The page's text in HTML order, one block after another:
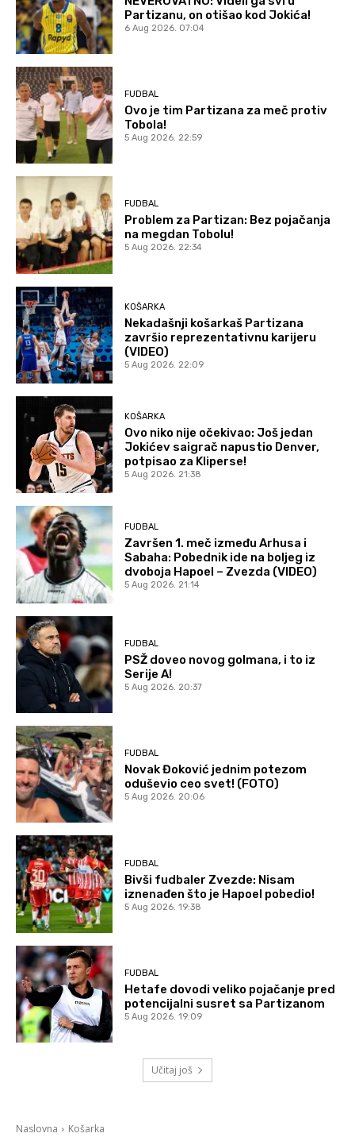
Partizanu, on otišao kod Jokića!
6 Aug 2026. 07:04
FUDBAL
Ovo je tim Partizana za meč protiv
Tobola!
5 Aug 2026. 22:59
FUDBAL
Problem za Partizan: Bez pojačanja
na megdan Tobolu!
5 Aug 2026. 22:34
KOŠARKA
Nekadašnji košarkaš Partizana
završio reprezentativnu karijeru
(VIDEO)
5 Aug 2026. 22:09
KOŠARKA
Ovo niko nije očekivao: Još jedan
Jokićev saigrač napustio Denver,
potpisao za Kliperse!
5 Aug 2026. 21:38
FUDBAL
Završen 1. meč između Arhusa i
Sabaha: Pobednik ide na boljeg iz
dvoboja Hapoel – Zvezda (VIDEO)
5 Aug 2026. 21:14
FUDBAL
PSŽ doveo novog golmana, i to iz
Serije A!
5 Aug 2026. 20:37
FUDBAL
Novak Đoković jednim potezom
oduševio ceo svet! (FOTO)
5 Aug 2026. 20:06
FUDBAL
Bivši fudbaler Zvezde: Nisam
iznenađen što je Hapoel pobedio!
5 Aug 2026. 19:38
FUDBAL
Hetafe dovodi veliko pojačanje pred
potencijalni susret sa Partizanom
5 Aug 2026. 19:09
Učitaj još